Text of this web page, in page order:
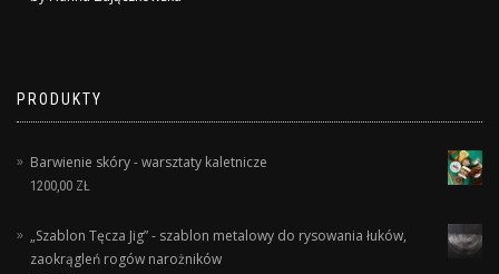
PRODUKTY
Barwienie skóry - warsztaty kaletnicze
1200,00 ZŁ
„Szablon Tęcza Jig” - szablon metalowy do rysowania łuków,
zaokrągleń rogów narożników